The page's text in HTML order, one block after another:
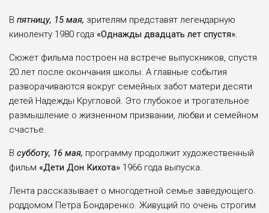
В пятницу, 15 мая, зрителям представят легендарную
киноленту 1980 года «Однажды двадцать лет спустя».
Сюжет фильма построен на встрече выпускников, спустя
20 лет после окончания школы. А главные события
разворачиваются вокруг семейных забот матери десяти
детей Надежды Кругловой. Это глубокое и трогательное
размышление о жизненном призвании, любви и семейном
счастье.
В субботу, 16 мая, программу продолжит художественный
фильм «Дети Дон Кихота» 1966 года выпуска.
Лента рассказывает о многодетной семье заведующего
роддомом Петра Бондаренко. Живущий по очень строгим